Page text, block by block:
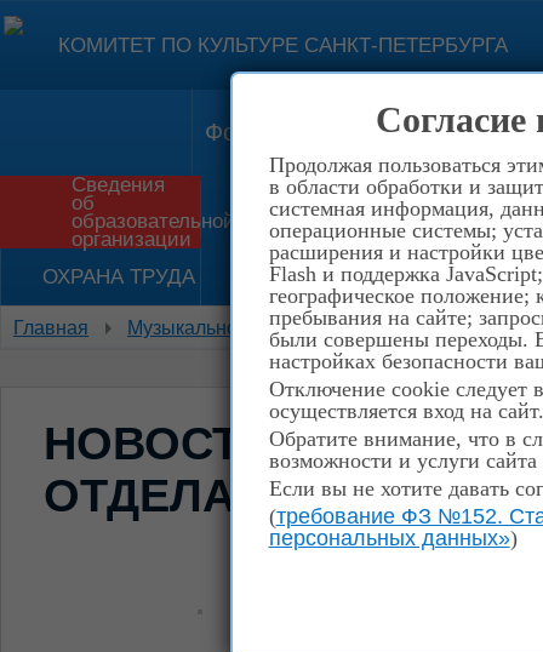
Согласие
Продолжая пользоваться
в области обработки и
системная информация,
операционные системы;
расширения и настройки
Flash и поддержка
географическое положение;
пребывания на сайте;
были совершены переходы.
настройках безопасности
Отключение cookie следует
осуществляется вход на сайт.
Обратите внимание, что в
возможности и услуги
Если вы не хотите давать
(требование ФЗ №152.
персональных данных»)
КОМИТЕТ ПО КУЛЬТУРЕ САНКТ-ПЕТЕРБУРГА
Форма обратной связи
Сведения
об
образовательной
организации
Приём в школу История
ОХРАНА ТРУДА НЕТ КОРРУПЦИИ!
Главная Музыкальное отделение Новости
НОВОСТИ
ОТДЕЛА